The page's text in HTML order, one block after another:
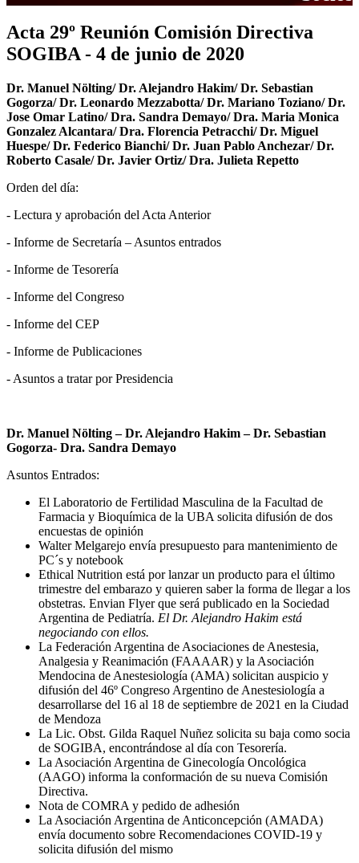
Acta 29º Reunión Comisión Directiva
SOGIBA - 4 de junio de 2020
Dr. Manuel Nölting/ Dr. Alejandro Hakim/ Dr. Sebastian
Gogorza/ Dr. Leonardo Mezzabotta/ Dr. Mariano Toziano/ Dr.
Jose Omar Latino/ Dra. Sandra Demayo/ Dra. Maria Monica
Gonzalez Alcantara/ Dra. Florencia Petracchi/ Dr. Miguel
Huespe/ Dr. Federico Bianchi/ Dr. Juan Pablo Anchezar/ Dr.
Roberto Casale/ Dr. Javier Ortiz/ Dra. Julieta Repetto
Orden del día:
- Lectura y aprobación del Acta Anterior
- Informe de Secretaría – Asuntos entrados
- Informe de Tesorería
- Informe del Congreso
- Informe del CEP
- Informe de Publicaciones
- Asuntos a tratar por Presidencia
Dr. Manuel Nölting – Dr. Alejandro Hakim – Dr. Sebastian
Gogorza- Dra. Sandra Demayo
Asuntos Entrados:
El Laboratorio de Fertilidad Masculina de la Facultad de
Farmacia y Bioquímica de la UBA solicita difusión de dos
encuestas de opinión
Walter Melgarejo envía presupuesto para mantenimiento de
PC´s y notebook
Ethical Nutrition está por lanzar un producto para el último
trimestre del embarazo y quieren saber la forma de llegar a los
obstetras. Envian Flyer que será publicado en la Sociedad
Argentina de Pediatría. El Dr. Alejandro Hakim está
negociando con ellos.
La Federación Argentina de Asociaciones de Anestesia,
Analgesia y Reanimación (FAAAAR) y la Asociación
Mendocina de Anestesiología (AMA) solicitan auspicio y
difusión del 46º Congreso Argentino de Anestesiología a
desarrollarse del 16 al 18 de septiembre de 2021 en la Ciudad
de Mendoza
La Lic. Obst. Gilda Raquel Nuñez solicita su baja como socia
de SOGIBA, encontrándose al día con Tesorería.
La Asociación Argentina de Ginecología Oncológica
(AAGO) informa la conformación de su nueva Comisión
Directiva.
Nota de COMRA y pedido de adhesión
La Asociación Argentina de Anticoncepción (AMADA)
envía documento sobre Recomendaciones COVID-19 y
solicita difusión del mismo